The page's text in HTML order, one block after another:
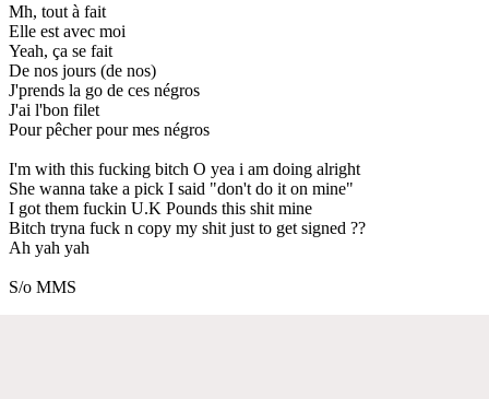
Mh, tout à fait
Elle est avec moi
Yeah, ça se fait
De nos jours (de nos)
J'prends la go de ces négros
J'ai l'bon filet
Pour pêcher pour mes négros
I'm with this fucking bitch O yea i am doing alright
She wanna take a pick I said "don't do it on mine"
I got them fuckin U.K Pounds this shit mine
Bitch tryna fuck n copy my shit just to get signed ??
Ah yah yah
S/o MMS